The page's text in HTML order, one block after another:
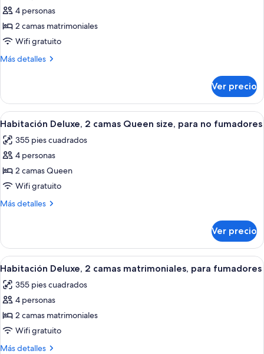
no
fumadores
de
Habitación
Deluxe,
2
para
no
fumadores
4 personas
2 camas matrimoniales
Wifi gratuito
Más detalles
Más
Deluxe,
camas
para
no
Ver precio
Abrir
todas
las
fotos
de
Habitación
Deluxe,
Queen
size,
para
no
fumadores
Habitación de hotel con dos camas,
7
Habitación Deluxe, 2 camas Queen size, para no fumadores
355 pies cuadrados
4 personas
2 camas Queen
Wifi gratuito
Más detalles
Más
Deluxe,
camas
size,
para
fumadores
Ver precio
Abrir
todas
las
fotos
de
Habitación
Deluxe,
Habitación de hotel con dos camas,
8
Habitación Deluxe, 2 camas matrimoniales, para fumadores
355 pies cuadrados
4 personas
2 camas matrimoniales
Wifi gratuito
Más detalles
Más